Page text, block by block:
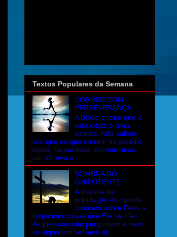
Textos Populares da Semana
CORRER COM
PERSEVERANÇA
A Bíblia ensina que a
vida cristã é uma
corrida. Não sabeis
vós que os que correm no estádio,
todos, na verdade, correm, mas
um só leva o ...
SOMBRA DO
ONIPOTENTE
A maioria da
população do mundo
colocam sobre Deus a
culpa das coisas que Ele não fez.
As pessoas não perguntam e nem
se importam se seus at...